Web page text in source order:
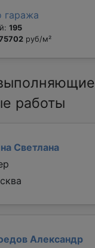
гаража
195
руб/м²
работы
Светлана
Александр